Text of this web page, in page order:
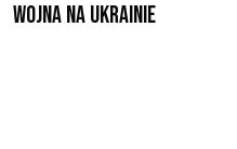
Wojna na Ukrainie